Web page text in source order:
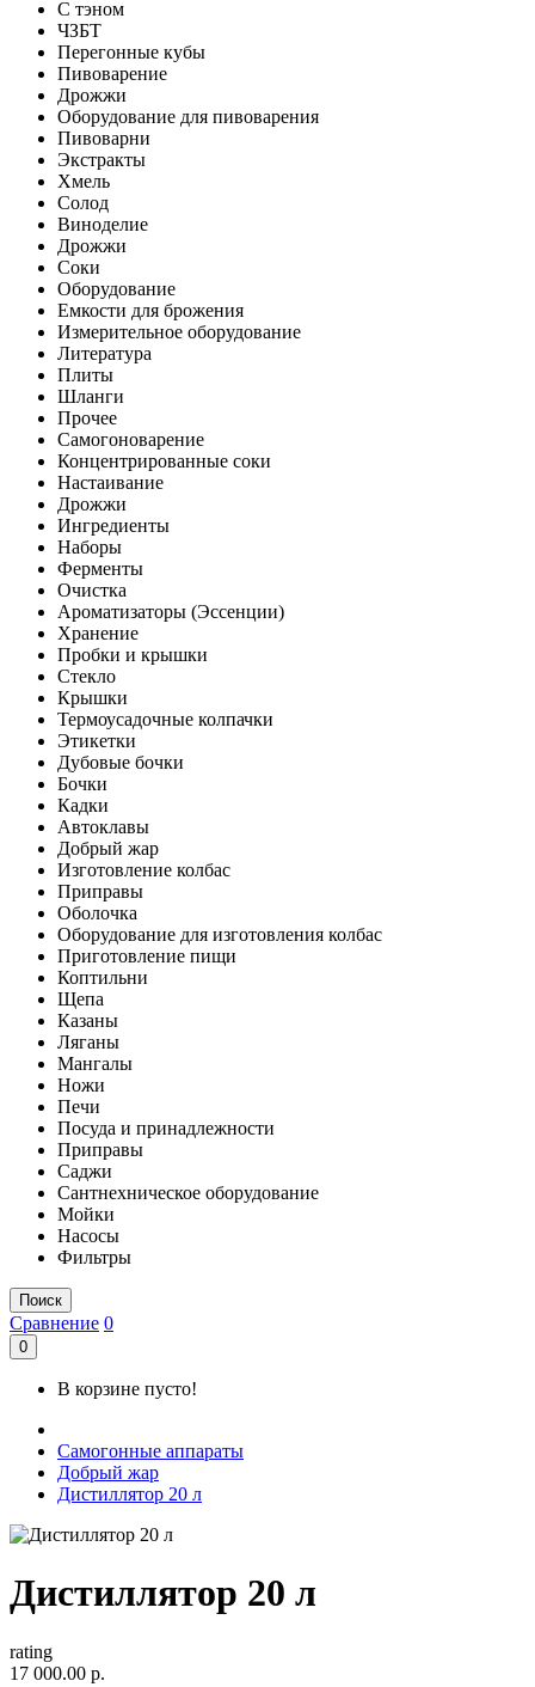
С тэном
ЧЗБТ
Перегонные кубы
Пивоварение
Дрожжи
Оборудование для пивоварения
Пивоварни
Экстракты
Хмель
Солод
Виноделие
Дрожжи
Соки
Оборудование
Емкости для брожения
Измерительное оборудование
Литература
Плиты
Шланги
Прочее
Самогоноварение
Концентрированные соки
Настаивание
Дрожжи
Ингредиенты
Наборы
Ферменты
Очистка
Ароматизаторы (Эссенции)
Хранение
Пробки и крышки
Стекло
Крышки
Термоусадочные колпачки
Этикетки
Дубовые бочки
Бочки
Кадки
Автоклавы
Добрый жар
Изготовление колбас
Приправы
Оболочка
Оборудование для изготовления колбас
Приготовление пищи
Коптильни
Щепа
Казаны
Ляганы
Мангалы
Ножи
Печи
Посуда и принадлежности
Приправы
Саджи
Сантнехническое оборудование
Мойки
Насосы
Фильтры
Поиск
Сравнение 0
0
В корзине пусто!
Самогонные аппараты
Добрый жар
Дистиллятор 20 л
Дистиллятор 20 л
rating
17 000.00 р.